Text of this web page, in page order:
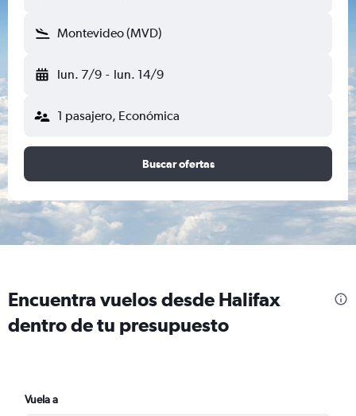
Montevideo (MVD)
lun. 7/9 - lun. 14/9
1 pasajero, Económica
Buscar ofertas
Encuentra vuelos desde Halifax
dentro de tu presupuesto
Vuela a